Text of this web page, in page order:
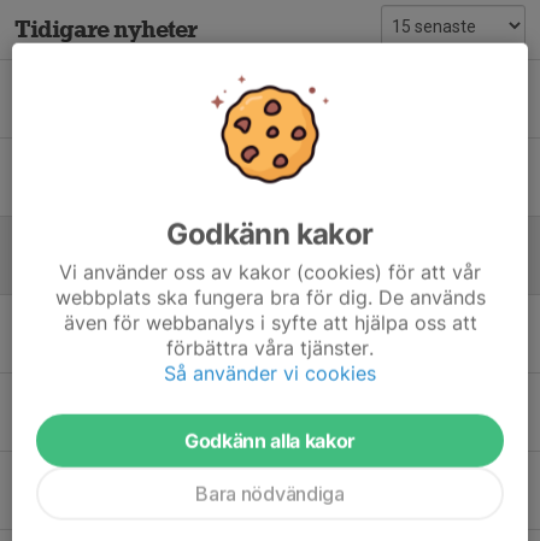
Tidigare nyheter
Träningen startar 4/8
0
Städa Sverige💛⚽️
Landslagets fotbollsskola
13 maj, 09:47 0
Löpning torsdag
30 mar, 22:05 0
0
Godkänn kakor
Vi använder oss av kakor (cookies) för att vår
webbplats ska fungera bra för dig. De används
även för webbanalys i syfte att hjälpa oss att
förbättra våra tjänster.
Så använder vi cookies
Godkänn alla kakor
Bara nödvändiga